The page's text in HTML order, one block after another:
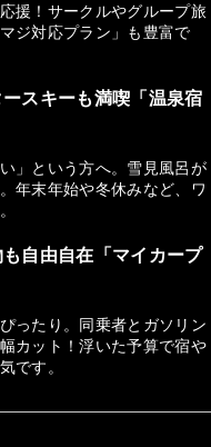
援！サークルやグループ旅
ジ対応プラン」も豊富で
スキーも満喫「温泉宿
」という方へ。雪見風呂が
年末年始や冬休みなど、ワ
自由自在「マイカープ
ったり。同乗者とガソリン
カット！浮いた予算で宿や
です。